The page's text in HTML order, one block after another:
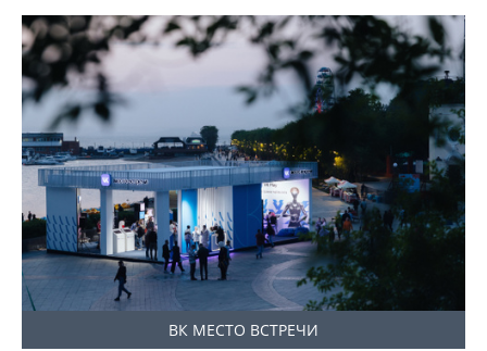
ВК МЕСТО ВСТРЕЧИ